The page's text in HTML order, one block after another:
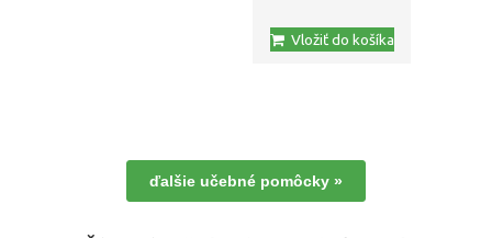
136,00 €.
Vložiť do košíka
ďalšie učebné pomôcky »